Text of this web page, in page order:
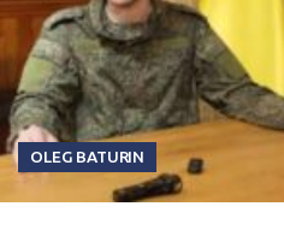
OLEG BATURIN